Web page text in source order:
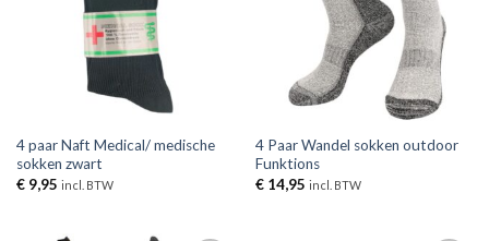
4 paar Naft Medical/ medische
sokken zwart
€9,95 incl. BTW
4 Paar Wandel sokken outdoor
Funktions
€14,95 incl. BTW